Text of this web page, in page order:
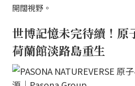
開闊視野。
世博記憶未完待續！原
荷蘭館淡路島重生